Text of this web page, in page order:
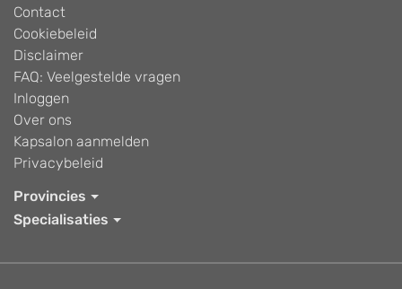
Contact
Cookiebeleid
Disclaimer
FAQ: Veelgestelde vragen
Inloggen
Over ons
Kapsalon aanmelden
Privacybeleid
Provincies
Specialisaties